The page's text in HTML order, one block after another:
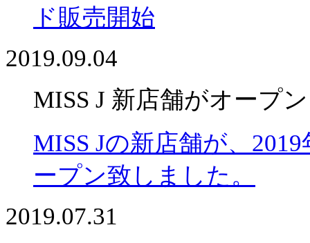
ド販売開始
2019.09.04
MISS J 新店舗がオープン
MISS Jの新店舗が、
ープン致しました。
2019.07.31